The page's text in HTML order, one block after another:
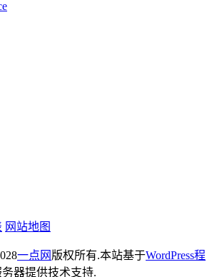
网站地图
一点网 版权所有.本站基于WordPress程
器提供技术支持.